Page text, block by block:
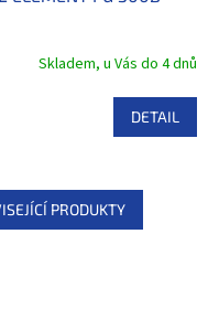
Skladem, u Vás do 4 dnů
DETAIL
PRODUKTY